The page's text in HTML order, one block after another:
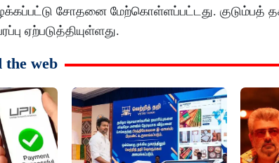
சோதனை மேற்கொள்ளப்பட்டது.
ஏற்படுத்தியுள்ளது.
the web